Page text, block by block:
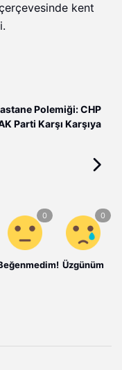
kent
Polemiği: CHP
Parti Karşı Karşıya
Üzgünüm